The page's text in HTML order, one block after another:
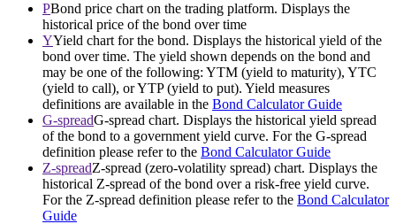
PBond price chart on the trading platform. Displays the
historical price of the bond over time
YYield chart for the bond. Displays the historical yield of the
bond over time. The yield shown depends on the bond and
may be one of the following: YTM (yield to maturity), YTC
(yield to call), or YTP (yield to put). Yield measures
definitions are available in the Bond Calculator Guide
G-spreadG-spread chart. Displays the historical yield spread
of the bond to a government yield curve. For the G-spread
definition please refer to the Bond Calculator Guide
Z-spreadZ-spread (zero-volatility spread) chart. Displays the
historical Z-spread of the bond over a risk-free yield curve.
For the Z-spread definition please refer to the Bond Calculator
Guide